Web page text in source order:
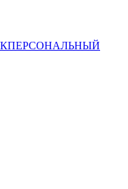
ПЕРСОНАЛЬНЫЙ